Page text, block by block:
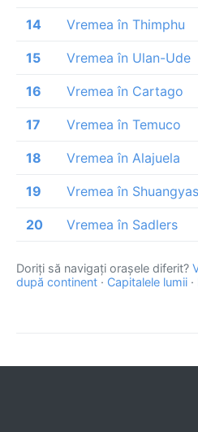
14 Vremea în Thimphu
15 Vremea în Ulan-Ude
16 Vremea în Cartago
17 Vremea în Temuco
18 Vremea în Alajuela
19 Vremea în
20 Vremea în Sadlers
Doriți să navigați orașele diferit?
după continent · Capitalele lumii ·